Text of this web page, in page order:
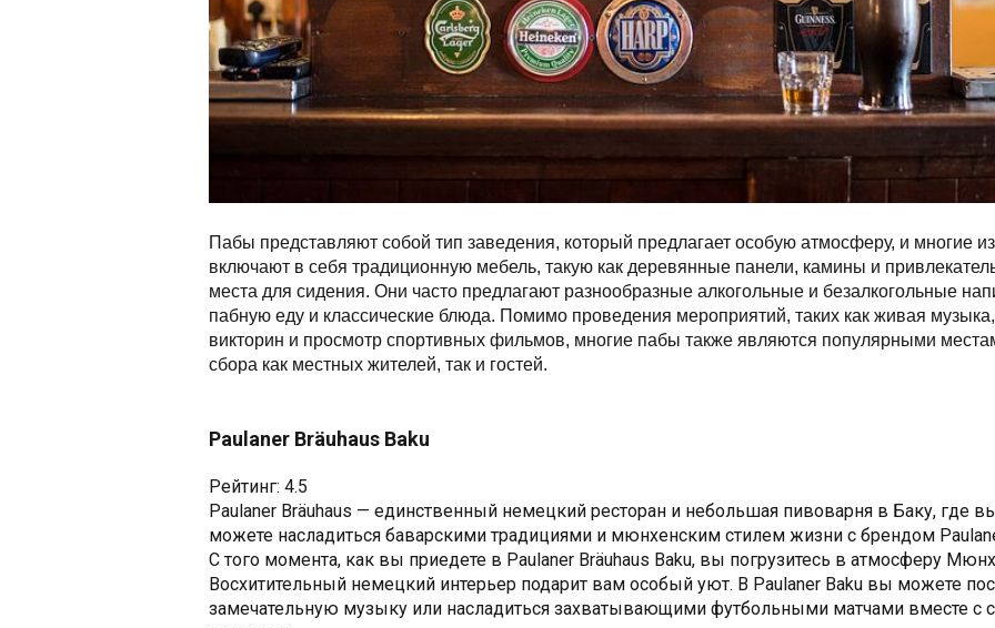
Пабы представляют собой тип заведения, который предлагает особую атмосферу, и многие
включают в себя традиционную мебель, такую ​​как деревянные панели, камины и
места для сидения. Они часто предлагают разнообразные алкогольные и безалкогольные
пабную еду и классические блюда. Помимо проведения мероприятий, таких как живая
викторин и просмотр спортивных фильмов, многие пабы также являются популярными
сбора как местных жителей, так и гостей.
Paulaner Bräuhaus Baku
Рейтинг: 4.5
Paulaner Bräuhaus — единственный немецкий ресторан и небольшая пивоварня в Баку, где
можете насладиться баварскими традициями и мюнхенским стилем жизни с брендом
С того момента, как вы приедете в Paulaner Bräuhaus Baku, вы погрузитесь в атмосферу
Восхитительный немецкий интерьер подарит вам особый уют. В Paulaner Baku вы можете
замечательную музыку или насладиться захватывающими футбольными матчами вместе с